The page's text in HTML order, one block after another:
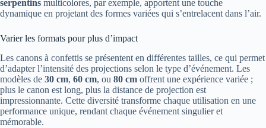
serpentins multicolores, par exemple, apportent une touche
dynamique en projetant des formes variées qui s’entrelacent dans l’air.
Varier les formats pour plus d’impact
Les canons à confettis se présentent en différentes tailles, ce qui permet
d’adapter l’intensité des projections selon le type d’événement. Les
modèles de 30 cm, 60 cm, ou 80 cm offrent une expérience variée ;
plus le canon est long, plus la distance de projection est
impressionnante. Cette diversité transforme chaque utilisation en une
performance unique, rendant chaque événement singulier et
mémorable.